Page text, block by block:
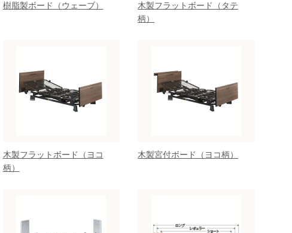
樹脂製ボード（ウェーブ）
木製フラットボード（タテ
柄）
木製フラットボード（ヨコ
柄）
木製宮付ボード（ヨコ柄）